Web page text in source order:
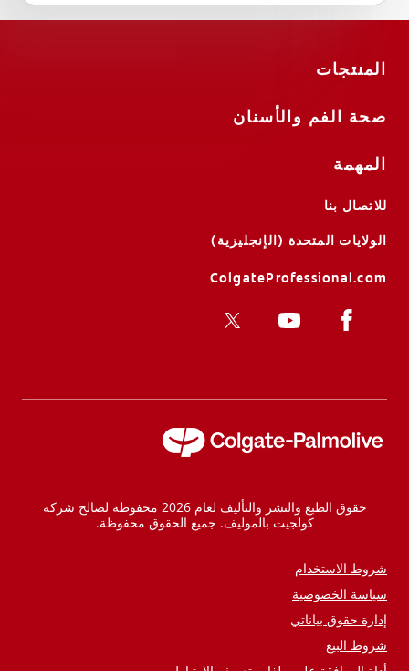
المنتجات
صحة الفم والأسنان
المهمة
للاتصال بنا
الولايات المتحدة (الإنجليزية)
ColgateProfessional.com
حقوق الطبع والنشر والتأليف لعام 2026 محفوظة لصالح شركة
كولجيت بالموليف. جميع الحقوق محفوظة.
شروط الاستخدام
سياسة الخصوصية
إدارة حقوق بياناتي
شروط البيع